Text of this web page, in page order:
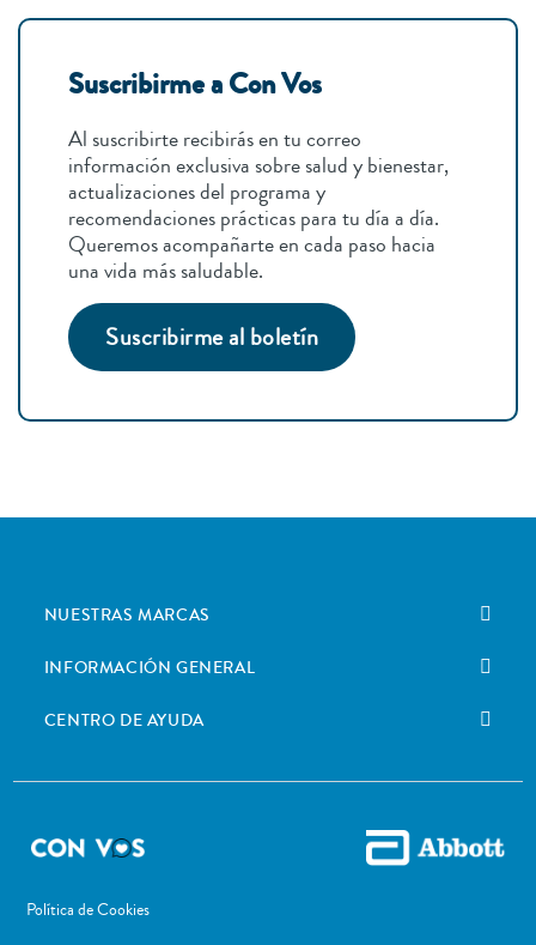
Suscribirme a Con Vos
Al suscribirte recibirás en tu correo
información exclusiva sobre salud y bienestar,
actualizaciones del programa y
recomendaciones prácticas para tu día a día.
Queremos acompañarte en cada paso hacia
una vida más saludable.
Suscribirme al boletín
NUESTRAS MARCAS
INFORMACIÓN GENERAL
CENTRO DE AYUDA
Política de Cookies